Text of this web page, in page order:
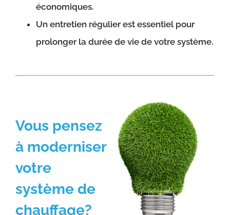
économiques.
Un entretien régulier est essentiel pour
prolonger la durée de vie de votre système.
Vous pensez
à moderniser
votre
système de
chauffage?